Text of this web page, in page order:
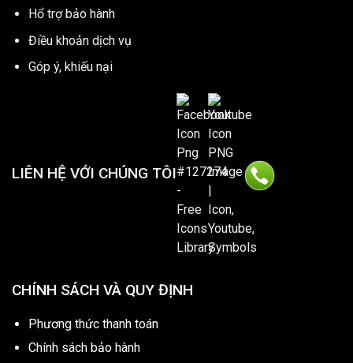
Hổ trợ bảo hành
Điều khoản dịch vụ
Góp ý, khiếu nại
LIÊN HỆ VỚI CHÚNG TÔI
CHÍNH SÁCH VÀ QUY ĐỊNH
Phương thức thanh toán
Chính sách bảo hành